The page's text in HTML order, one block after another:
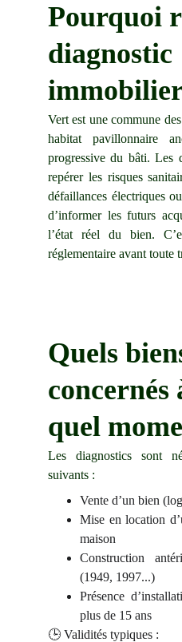
Pourquoi
diagnostic
Vert est une commune
habitat pavillonnaire
progressive du bâti. Les
repérer les risques
défaillances électriques
d’informer les futurs
l’état réel du bien.
réglementaire avant toute
Quels
concernés
quel
Les diagnostics sont
suivants :
Vente d’un bien
Mise en location
maison
Construction
(1949, 1997...)
Présence
plus de 15 ans
🕒 Validités typiques :